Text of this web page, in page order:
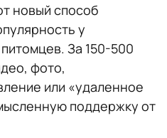
новый способ
у
За 150-500
фото,
или «удаленное
поддержку от